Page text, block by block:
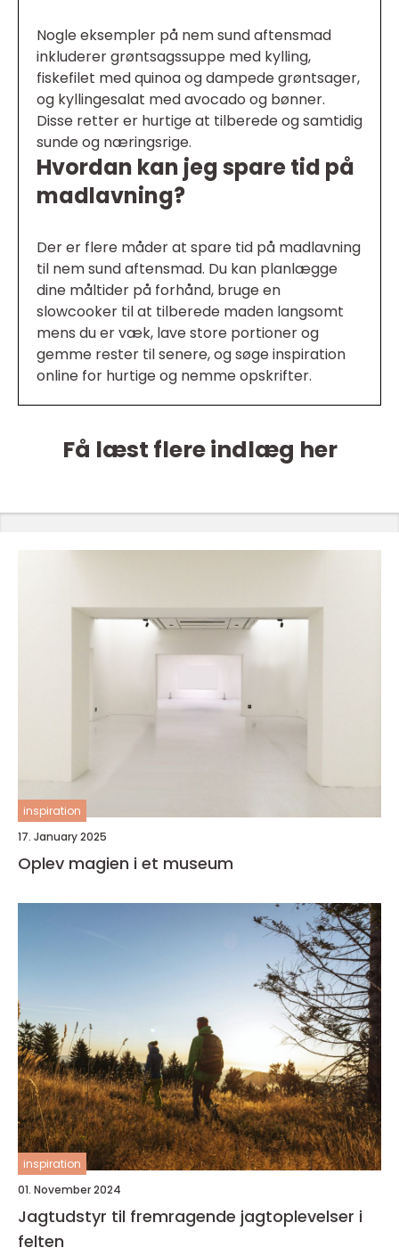
Nogle eksempler på nem sund aftensmad
inkluderer grøntsagssuppe med kylling,
fiskefilet med quinoa og dampede grøntsager,
og kyllingesalat med avocado og bønner.
Disse retter er hurtige at tilberede og samtidig
sunde og næringsrige.
Hvordan kan jeg spare tid på
madlavning?
Der er flere måder at spare tid på madlavning
til nem sund aftensmad. Du kan planlægge
dine måltider på forhånd, bruge en
slowcooker til at tilberede maden langsomt
mens du er væk, lave store portioner og
gemme rester til senere, og søge inspiration
online for hurtige og nemme opskrifter.
Få læst flere indlæg her
inspiration
17. January 2025
Oplev magien i et museum
inspiration
01. November 2024
Jagtudstyr til fremragende jagtoplevelser i
felten